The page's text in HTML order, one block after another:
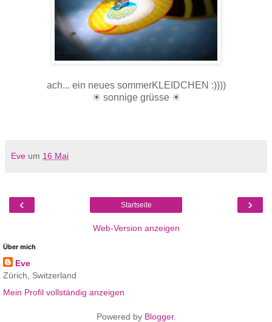
ach... ein neues sommerKLEIDCHEN :))))
☀ sonnige grüsse ☀
Eve um 16 Mai
‹ ›
Startseite
Web-Version anzeigen
Über mich
Eve
Zürich, Switzerland
Mein Profil vollständig anzeigen
Powered by Blogger.